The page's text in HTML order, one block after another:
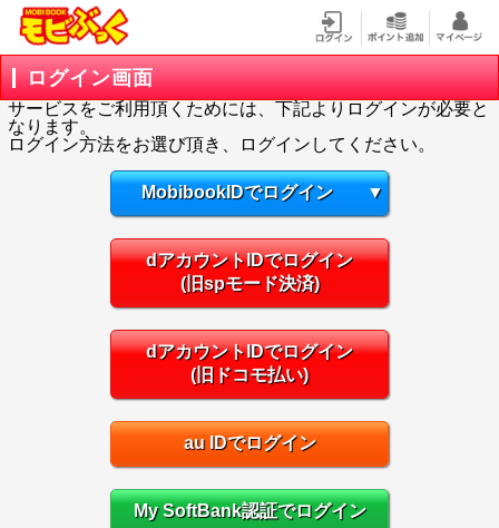
ログイン画面
サービスをご利用頂くためには、下記よりログインが必要と
なります。
ログイン方法をお選び頂き、ログインしてください。
MobibookIDでログイン ▼
dアカウントIDでログイン
(旧spモード決済)
dアカウントIDでログイン
(旧ドコモ払い)
au IDでログイン
My SoftBank認証でログイン